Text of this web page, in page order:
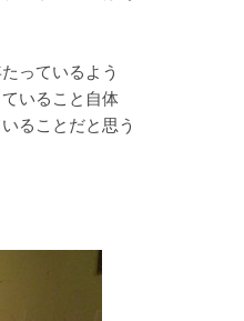
っているよう
いること自体
ることだと思う